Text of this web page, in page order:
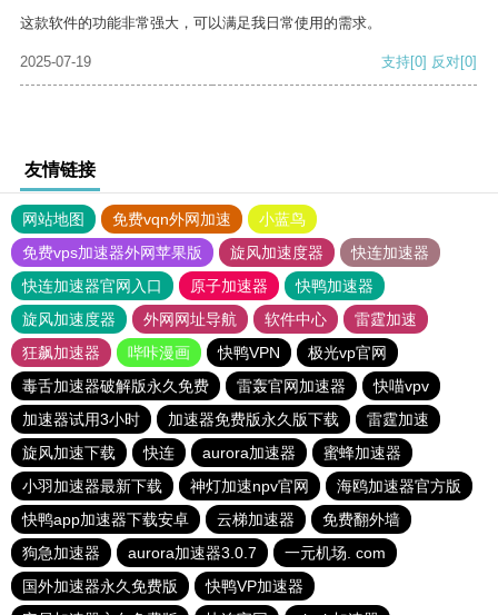
这款软件的功能非常强大，可以满足我日常使用的需求。
2025-07-19 支持[0] 反对[0]
友情链接
网站地图 免费vqn外网加速
小蓝鸟
免费vps加速器外网苹果版
旋风加速度器
快连加速器
快连加速器官网入口
原子加速器
快鸭加速器
旋风加速度器
外网网址导航 软件中心
雷霆加速
狂飙加速器
哔咔漫画 快鸭VPN
极光vp官网
毒舌加速器破解版永久免费
雷轰官网加速器
快喵vpv
加速器试用3小时
加速器免费版永久版下载
雷霆加速
旋风加速下载
快连 aurora加速器
蜜蜂加速器
小羽加速器最新下载
神灯加速npv官网
海鸥加速器官方版
快鸭app加速器下载安卓
云梯加速器
免费翻外墙
狗急加速器
aurora加速器3.0.7
一元机场. com
国外加速器永久免费版
快鸭VP加速器